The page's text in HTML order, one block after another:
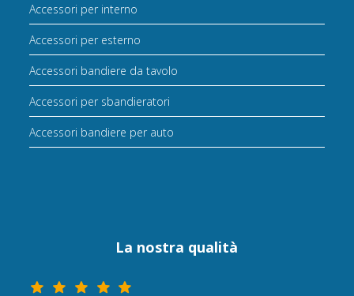
Accessori per interno
Accessori per esterno
Accessori bandiere da tavolo
Accessori per sbandieratori
Accessori bandiere per auto
La nostra qualità